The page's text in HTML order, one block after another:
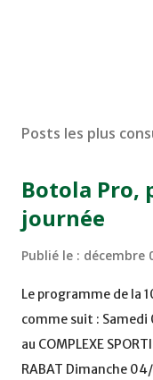
Posts les plus
Botola Pro,
journée
Publié le : décembre
Le programme de la
comme suit : Samedi
au COMPLEXE
RABAT Dimanche 04/